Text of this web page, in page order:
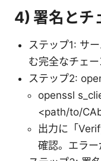
4) 署名とチ
ステップ1: サ
む完全なチェ
ステップ2:
openssl
<path/to/
出力に「
確認。エラー